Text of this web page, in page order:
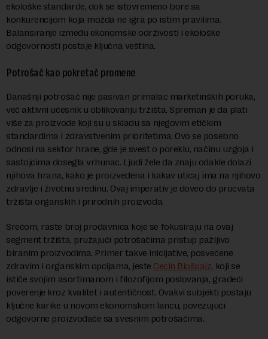
ekološke standarde, dok se istovremeno bore sa
konkurencijom koja možda ne igra po istim pravilima.
Balansiranje između ekonomske održivosti i ekološke
odgovornosti postaje ključna veština.
Potrošač kao pokretač promene
Današnji potrošač nije pasivan primalac marketinških poruka,
već aktivni učesnik u oblikovanju tržišta. Spreman je da plati
više za proizvode koji su u skladu sa njegovim etičkim
standardima i zdravstvenim prioritetima. Ovo se posebno
odnosi na sektor hrane, gde je svest o poreklu, načinu uzgoja i
sastojcima dosegla vrhunac. Ljudi žele da znaju odakle dolazi
njihova hrana, kako je proizvedena i kakav uticaj ima na njihovo
zdravlje i životnu sredinu. Ovaj imperativ je doveo do procvata
tržišta organskih i prirodnih proizvoda.
Srećom, raste broj prodavnica koje se fokusiraju na ovaj
segment tržišta, pružajući potrošačima pristup pažljivo
biranim proizvodima. Primer takve inicijative, posvećene
zdravim i organskim opcijama, jeste Cecin Biošpajz, koji se
ističe svojim asortimanom i filozofijom poslovanja, gradeći
poverenje kroz kvalitet i autentičnost. Ovakvi subjekti postaju
ključne karike u novom ekonomskom lancu, povezujući
odgovorne proizvođače sa svesnim potrošačima.